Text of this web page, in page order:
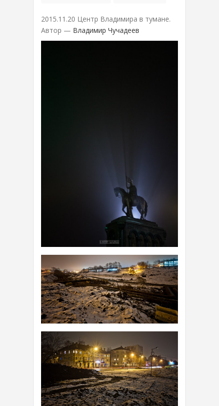
2015.11.20 Центр Владимира в тумане.
Автор — Владимир Чучадеев